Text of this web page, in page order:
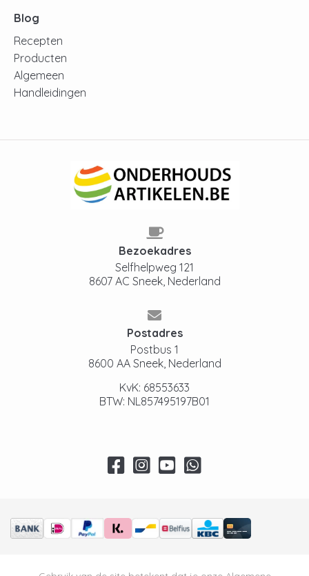
Blog
Recepten
Producten
Algemeen
Handleidingen
Bezoekadres
Selfhelpweg 121
8607 AC Sneek, Nederland
Postadres
Postbus 1
8600 AA Sneek, Nederland
KvK: 68553633
BTW: NL857495197B01